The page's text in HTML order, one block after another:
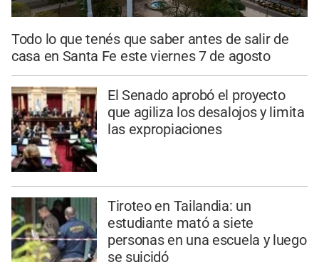
Todo lo que tenés que saber antes de salir de
casa en Santa Fe este viernes 7 de agosto
El Senado aprobó el proyecto
que agiliza los desalojos y limita
las expropiaciones
Tiroteo en Tailandia: un
estudiante mató a siete
personas en una escuela y luego
se suicidó